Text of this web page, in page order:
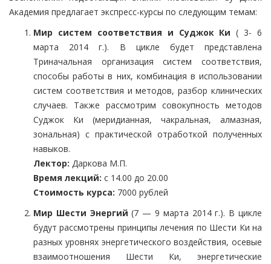
Академия предлагает экспресс-курсы по следующим темам:
Мир систем соответствия и Суджок Ки ( 3- 6
марта 2014 г.). В цикле будет представлена
Триначальная организация систем соответствия,
способы работы в них, комбинация в использовании
систем соответствия и методов, разбор клинических
случаев. Также рассмотрим совокупность методов
Суджок Ки (меридианная, чакральная, алмазная,
зональная) с практической отработкой полученных
навыков.
Лектор: Даркова М.П.
Время лекций: с 14.00 до 20.00
Стоимость курса: 7000 рублей
Мир Шести Энергий (7 — 9 марта 2014 г.). В цикле
будут рассмотрены принципы лечения по Шести Ки на
разных уровнях энергетического воздействия, осевые
взаимоотношения Шести Ки, энергетические